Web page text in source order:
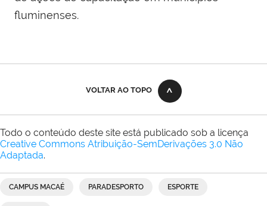
fluminenses.
VOLTAR AO TOPO
Todo o conteúdo deste site está publicado sob a licença
Creative Commons Atribuição-SemDerivações 3.0 Não
Adaptada.
CAMPUS MACAÉ PARADESPORTO ESPORTE